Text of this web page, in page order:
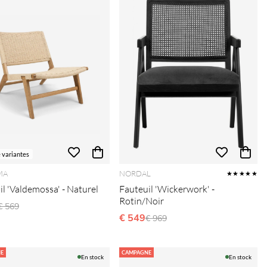
variantes
'Valdemossa' - Naturel
régulier:
569
NORDAL ★★★★★
Fauteuil 'Wickerwork' -
Rotin/Noir
€ 549Prix régulier:
€ 969
En stock
CAMPAGNE
En stock